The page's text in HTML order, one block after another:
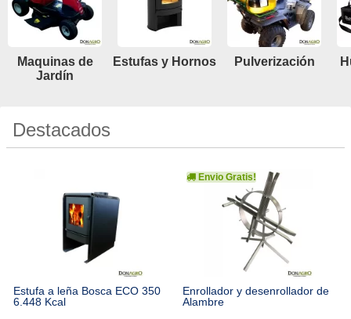
Maquinas de
Jardín
Estufas y Hornos Pulverización
Destacados
Estufa a leña Bosca ECO 350
6.448 Kcal
Envio Gratis!
Enrollador y desenrollador de
Alambre